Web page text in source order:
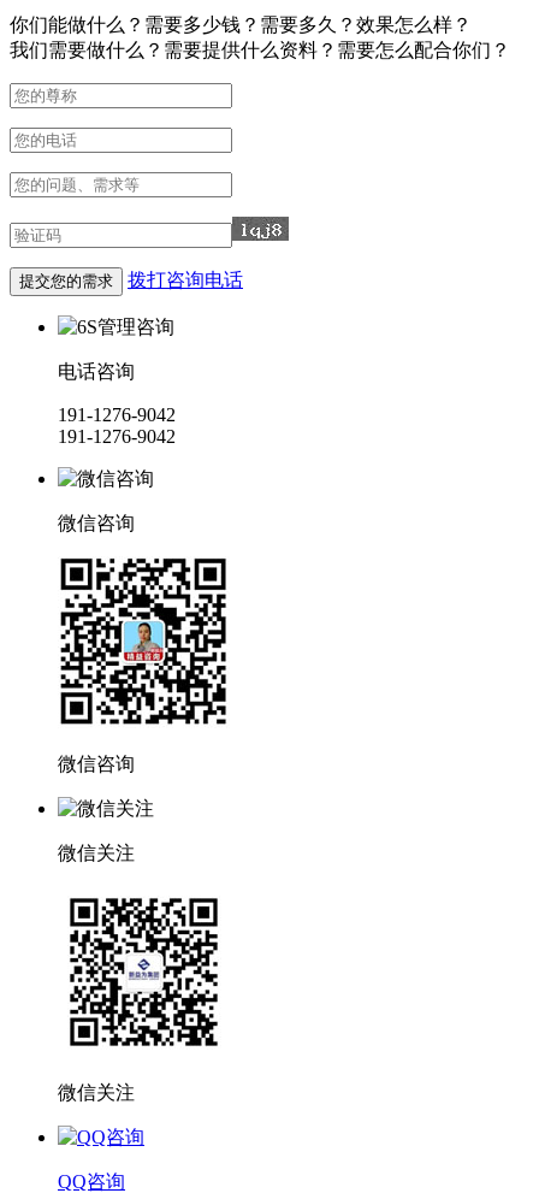
你们能做什么？需要多少钱？需要多久？效果怎么样？
我们需要做什么？需要提供什么资料？需要怎么配合你们？
拨打咨询电话
电话咨询
191-1276-9042
191-1276-9042
微信咨询
微信咨询
微信关注
微信关注
QQ咨询